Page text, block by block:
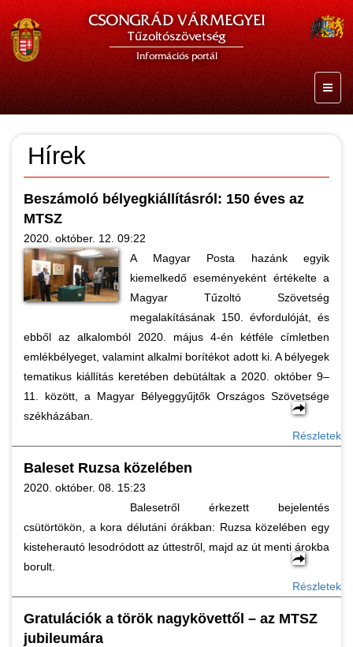
CSONGRÁD VÁRMEGYEI
Tűzoltószövetség
Információs portál
Hírek
Beszámoló bélyegkiállításról: 150 éves az
MTSZ
2020. október. 12. 09:22
A Magyar Posta hazánk egyik
kiemelkedő eseményeként értékelte a
Magyar Tűzoltó Szövetség
megalakításának 150. évfordulóját, és
ebből az alkalomból 2020. május 4-én kétféle címletben
emlékbélyeget, valamint alkalmi borítékot adott ki. A bélyegek
tematikus kiállítás keretében debütáltak a 2020. október 9–
11. között, a Magyar Bélyeggyűjtők Országos Szövetsége
székházában.
Részletek
Baleset Ruzsa közelében
2020. október. 08. 15:23
Balesetről érkezett bejelentés
csütörtökön, a kora délutáni órákban: Ruzsa közelében egy
kisteherautó lesodródott az úttestről, majd az út menti árokba
borult.
Részletek
Gratulációk a török nagykövettől – az MTSZ
jubileumára